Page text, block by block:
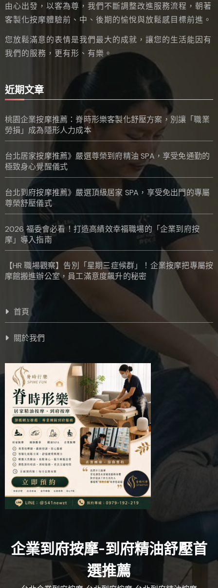
由心出發，以客為尊，我們不斷調整改進服務流程，朝著
客製化按摩體驗前、中、後期的愉悅與放鬆感目標前進。
您放鬆滿意的表情是我們最大的成就，讓您的生活能因有
我們的服務，更有形、有樂。
近期文章
桃園企業按摩推薦：脊時形樂客製化舒壓方案，別讓「職業
勞損」成為隱形人力成本
台北居家按摩推薦》嚴選尊榮到府精油 SPA，享受免通勤的
極致身心覺醒儀式
台北到府按摩推薦》嚴選頂級居家 SPA，享受免出門的專屬
尊榮舒壓儀式
2026 福委會必看！打造高績效幸福職場的「企業到府按
摩」導入指南
【HR 職場觀察】告別「星期三症候群」！企業按摩把專屬按
摩館搬進辦公室，員工滿意度飆升的秘密
首頁
關於我們
企業到府按摩-到府精油舒壓首
選推薦